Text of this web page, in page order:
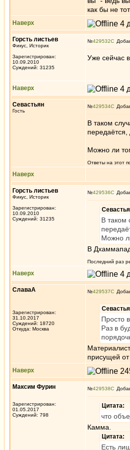
как бы не
Наверх
Горсть листьев
Фикус, Историк
Зарегистрирован:
10.09.2010
Суждений: 31235
№429532
Уже сейчас
Наверх
Севастьян
Гость
№429534
В таком
Можно ли
Ответы на этот
Наверх
Горсть листьев
Фикус, Историк
Зарегистрирован:
10.09.2010
Суждений: 31235
№429536
В таком
Можно
В
Последний раз
Наверх
СлаваА
Зарегистрирован:
31.10.2017
Суждений: 18720
Откуда: Москва
№429537
Просто
Раз в
присущей
Наверх
Максим Фурин
Зарегистрирован:
01.05.2017
Суждений: 798
№429538
Цитата:
что
Камма.
Цитата:
Есть